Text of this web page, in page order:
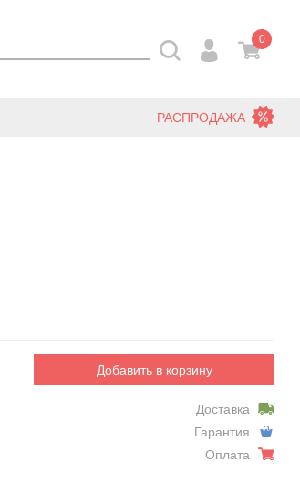
0
РАСПРОДАЖА
Добавить в корзину
Доставка
Гарантия
Оплата